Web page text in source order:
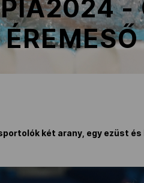
-
két arany, egy ezüst